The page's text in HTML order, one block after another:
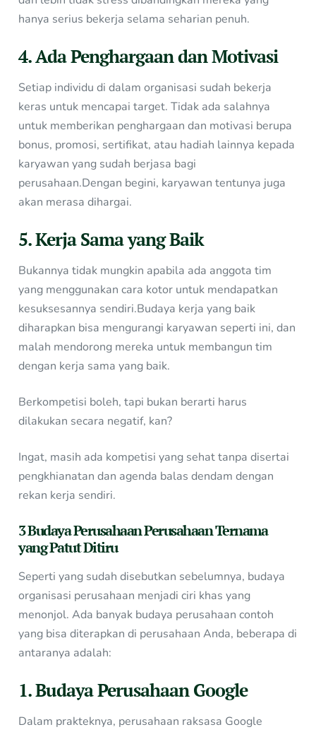
hanya serius bekerja selama seharian penuh.
4. Ada Penghargaan dan Motivasi
Setiap individu di dalam organisasi sudah bekerja
keras untuk mencapai target. Tidak ada salahnya
untuk memberikan penghargaan dan motivasi berupa
bonus, promosi, sertifikat, atau hadiah lainnya kepada
karyawan yang sudah berjasa bagi
perusahaan.Dengan begini, karyawan tentunya juga
akan merasa dihargai.
5. Kerja Sama yang Baik
Bukannya tidak mungkin apabila ada anggota tim
yang menggunakan cara kotor untuk mendapatkan
kesuksesannya sendiri.Budaya kerja yang baik
diharapkan bisa mengurangi karyawan seperti ini, dan
malah mendorong mereka untuk membangun tim
dengan kerja sama yang baik.
Berkompetisi boleh, tapi bukan berarti harus
dilakukan secara negatif, kan?
Ingat, masih ada kompetisi yang sehat tanpa disertai
pengkhianatan dan agenda balas dendam dengan
rekan kerja sendiri.
3 Budaya Perusahaan Perusahaan Ternama
yang Patut Ditiru
Seperti yang sudah disebutkan sebelumnya, budaya
organisasi perusahaan menjadi ciri khas yang
menonjol. Ada banyak budaya perusahaan contoh
yang bisa diterapkan di perusahaan Anda, beberapa di
antaranya adalah:
1. Budaya Perusahaan Google
Dalam prakteknya, perusahaan raksasa Google